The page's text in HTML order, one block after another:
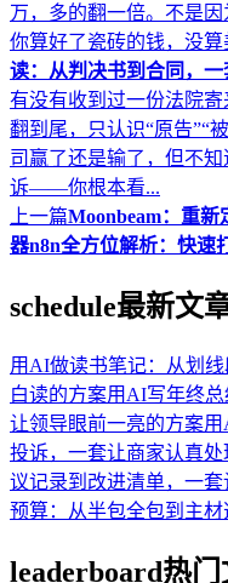
万，多的翻一倍。不是因
你算好了瓷砖的钱，没算
读：从判决书到合同，
有没有收到过一份法院
翻到尾，只认识“原告”“
司赢了还是输了，但不
诉——你根本看...
上一篇Moonbeam：重新
器n8n全方位解析：快速
schedule最新文
用AI做读书笔记：从划
白读的方案用AI写年终
让领导眼前一亮的方案用
投诉，一套让商家认真
议记录到改进清单，一
预算：从半包全包到主
leaderboard热门